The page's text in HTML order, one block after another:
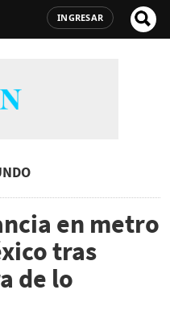
INGRESAR
en metro
tras
de lo